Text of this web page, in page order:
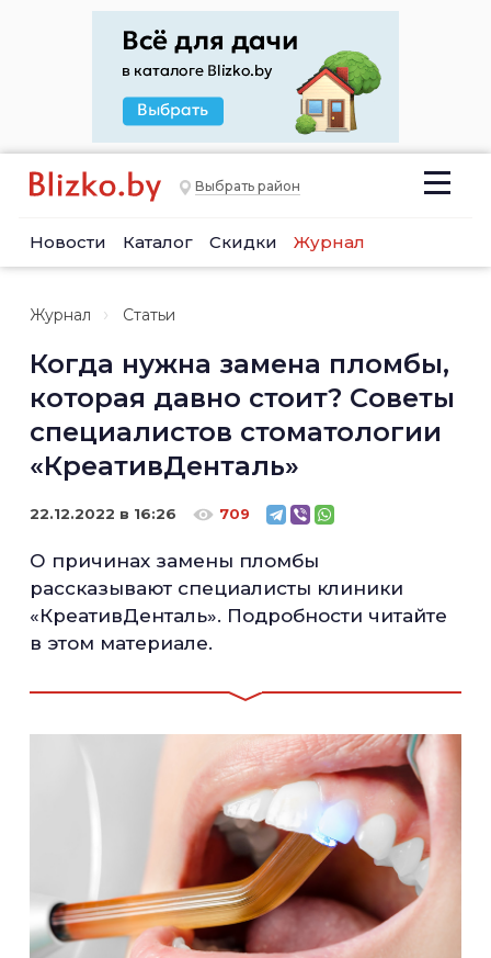
Выбрать район
Новости Каталог Скидки Журнал
Журнал Статьи
Когда нужна замена пломбы,
которая давно стоит? Советы
специалистов стоматологии
«КреативДенталь»
22.12.2022 в 16:26 709
О причинах замены пломбы
рассказывают специалисты клиники
«КреативДенталь». Подробности читайте
в этом материале.